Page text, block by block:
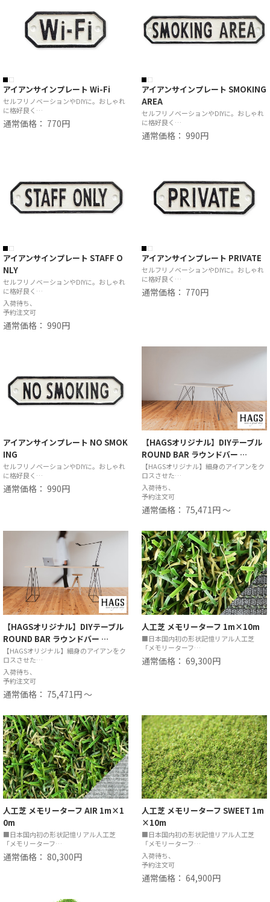
アイアンサインプレート Wi-Fi
セルフリノベーションやDIYに。おしゃれ
に格好良く…
通常価格： 770円
アイアンサインプレート SMOKING
AREA
セルフリノベーションやDIYに。おしゃれ
に格好良く…
通常価格： 990円
アイアンサインプレート STAFF O
NLY
セルフリノベーションやDIYに。おしゃれ
に格好良く…
入荷待ち、
予約注文可
通常価格： 990円
アイアンサインプレート PRIVATE
セルフリノベーションやDIYに。おしゃれ
に格好良く…
通常価格： 770円
アイアンサインプレート NO SMOK
ING
セルフリノベーションやDIYに。おしゃれ
に格好良く…
通常価格： 990円
【HAGSオリジナル】DIYテーブル
ROUND BAR ラウンドバー …
【HAGSオリジナル】細身のアイアンをク
ロスさせた…
入荷待ち、
予約注文可
通常価格： 75,471円 ～
【HAGSオリジナル】DIYテーブル
ROUND BAR ラウンドバー …
【HAGSオリジナル】細身のアイアンをク
ロスさせた…
入荷待ち、
予約注文可
通常価格： 75,471円 ～
人工芝 メモリーターフ 1m×10m
■日本国内初の形状記憶リアル人工芝
「メモリーターフ…
通常価格： 69,300円
人工芝 メモリーターフ AIR 1m×1
0m
■日本国内初の形状記憶リアル人工芝
「メモリーターフ…
通常価格： 80,300円
人工芝 メモリーターフ SWEET 1m
×10m
■日本国内初の形状記憶リアル人工芝
「メモリーターフ…
入荷待ち、
予約注文可
通常価格： 64,900円